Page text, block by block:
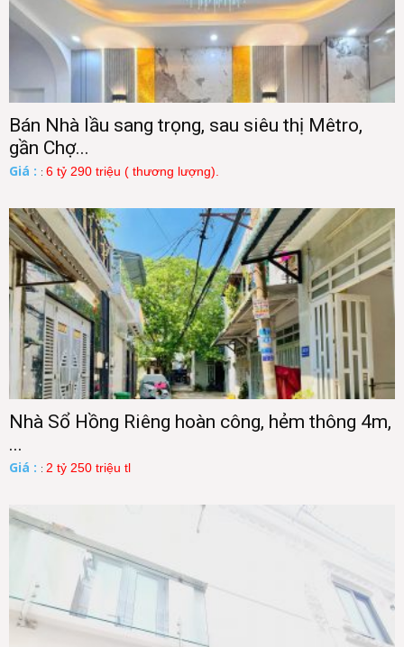
Bán Nhà lầu sang trọng, sau siêu thị Mêtro,
gần Chợ...
Giá : : 6 tỷ 290 triệu ( thương lượng).
Nhà Sổ Hồng Riêng hoàn công, hẻm thông 4m,
...
Giá : : 2 tỷ 250 triệu tl